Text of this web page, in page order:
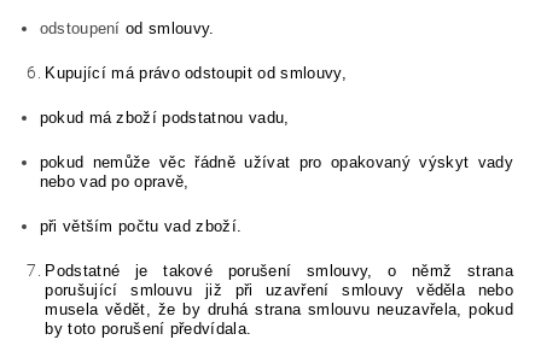
odstoupeníod smlouvy.
Kupující má právo odstoupit od smlouvy,
pokud má zboží podstatnou vadu,
pokud nemůže věc řádně užívat pro opakovaný výskyt vady
nebo vad po opravě,
při větším počtu vad zboží.
Podstatné je takové porušení smlouvy, o němž strana
porušující smlouvu již při uzavření smlouvy věděla nebo
musela vědět, že by druhá strana smlouvu neuzavřela, pokud
by toto porušení předvídala.